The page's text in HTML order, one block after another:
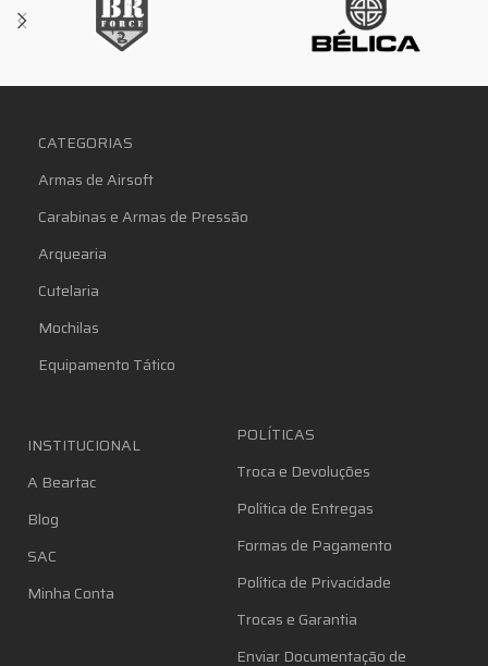
CATEGORIAS
Armas de Airsoft
Carabinas e Armas de Pressão
Arquearia
Cutelaria
Mochilas
Equipamento Tático
INSTITUCIONAL
A Beartac
Blog
SAC
Minha Conta
POLÍTICAS
Troca e Devoluções
Política de Entregas
Formas de Pagamento
Política de Privacidade
Trocas e Garantia
Enviar Documentação de